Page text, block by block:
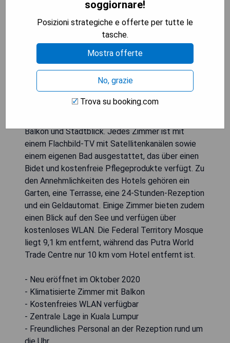
Das A&R Urban Hotel in Kuala Lumpur bietet seit
Balkon und Stadtblick. Jedes Zimmer ist mit
einem Flachbild-TV mit Satellitenkanälen sowie
einem eigenen Bad ausgestattet, das über einen
Bidet und kostenfreie Pflegeprodukte verfügt. Zu
den Annehmlichkeiten des Hotels gehören ein
Garten, eine Terrasse, eine 24-Stunden-Rezeption
und ein Geldautomat. Einige Zimmer bieten zudem
einen Blick auf den See und verfügen über
kostenloses WLAN. Die Federal Territory Mosque
liegt 9,1 km entfernt, während das Putra World
Trade Centre nur 10 km vom Hotel entfernt ist.
- Neu eröffnet im Oktober 2020
- Klimatisierte Zimmer mit Balkon
- Kostenfreies WLAN verfügbar
- Zentrale Lage in Kuala Lumpur
- Freundliches Personal an der Rezeption rund um
soggiornare!
Posizioni strategiche e offerte per tutte le
tasche.
Mostra offerte
No, grazie
Trova su booking.com